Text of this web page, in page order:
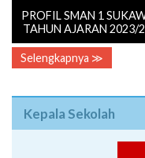
PROFIL SMAN 1
TAHUN AJARAN 2023/
Selengkapnya ≫
Kepala Sekolah